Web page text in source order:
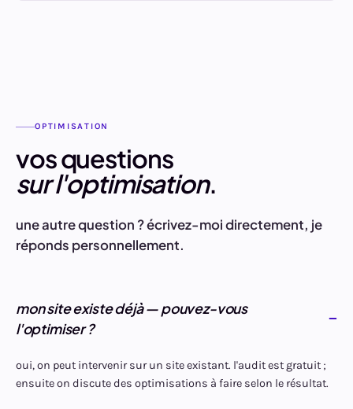
OPTIMISATION
vos questions
sur l'optimisation.
une autre question ? écrivez-moi directement, je
réponds personnellement.
mon site existe déjà — pouvez-vous
l'optimiser ?
oui, on peut intervenir sur un site existant. l'audit est gratuit ;
ensuite on discute des optimisations à faire selon le résultat.